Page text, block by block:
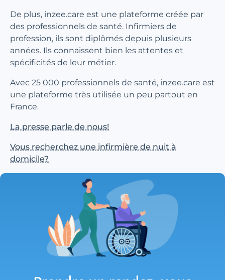
De plus, inzee.care est une plateforme créée par
des professionnels de santé. Infirmiers de
profession, ils sont diplômés depuis plusieurs
années. Ils connaissent bien les attentes et
spécificités de leur métier.
Avec 25 000 professionnels de santé, inzee.care est
une plateforme très utilisée un peu partout en
France.
La presse parle de nous!
Vous recherchez une infirmière de nuit à
domicile?